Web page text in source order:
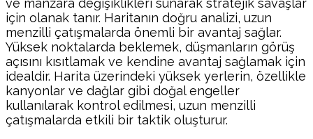
ve manzara değişiklikleri sunarak stratejik savaşlar
için olanak tanır. Haritanın doğru analizi, uzun
menzilli çatışmalarda önemli bir avantaj sağlar.
Yüksek noktalarda beklemek, düşmanların görüş
açısını kısıtlamak ve kendine avantaj sağlamak için
idealdir. Harita üzerindeki yüksek yerlerin, özellikle
kanyonlar ve dağlar gibi doğal engeller
kullanılarak kontrol edilmesi, uzun menzilli
çatışmalarda etkili bir taktik oluşturur.